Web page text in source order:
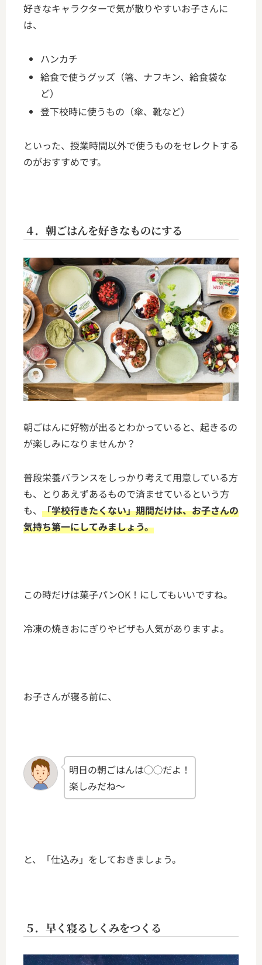
好きなキャラクターで気が散りやすいお子さんに
は、
ハンカチ
給食で使うグッズ（箸、ナフキン、給食袋な
ど）
登下校時に使うもの（傘、靴など）
といった、授業時間以外で使うものをセレクトする
のがおすすめです。
４．朝ごはんを好きなものにする
朝ごはんに好物が出るとわかっていると、起きるの
が楽しみになりませんか？
普段栄養バランスをしっかり考えて用意している方
も、とりあえずあるもので済ませているという方
も、 「学校行きたくない」期間だけは、お子さんの
気持ち第一にしてみましょう。
この時だけは菓子パンOK！にしてもいいですね。
冷凍の焼きおにぎりやピザも人気がありますよ。
お子さんが寝る前に、
明日の朝ごはんは◯◯だよ！
楽しみだね～
と、「仕込み」をしておきましょう。
５．早く寝るしくみをつくる